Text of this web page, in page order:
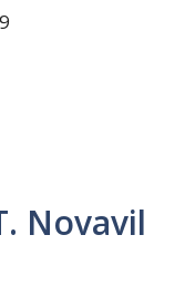
Novavil